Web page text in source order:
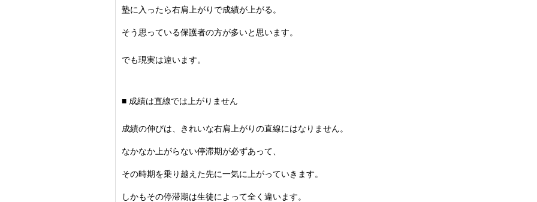
塾に入ったら右肩上がりで成績が上がる。
そう思っている保護者の方が多いと思います。
でも現実は違います。
■ 成績は直線では上がりません
成績の伸びは、きれいな右肩上がりの直線にはなりません。
なかなか上がらない停滞期が必ずあって、
その時期を乗り越えた先に一気に上がっていきます。
しかもその停滞期は生徒によって全く違います。